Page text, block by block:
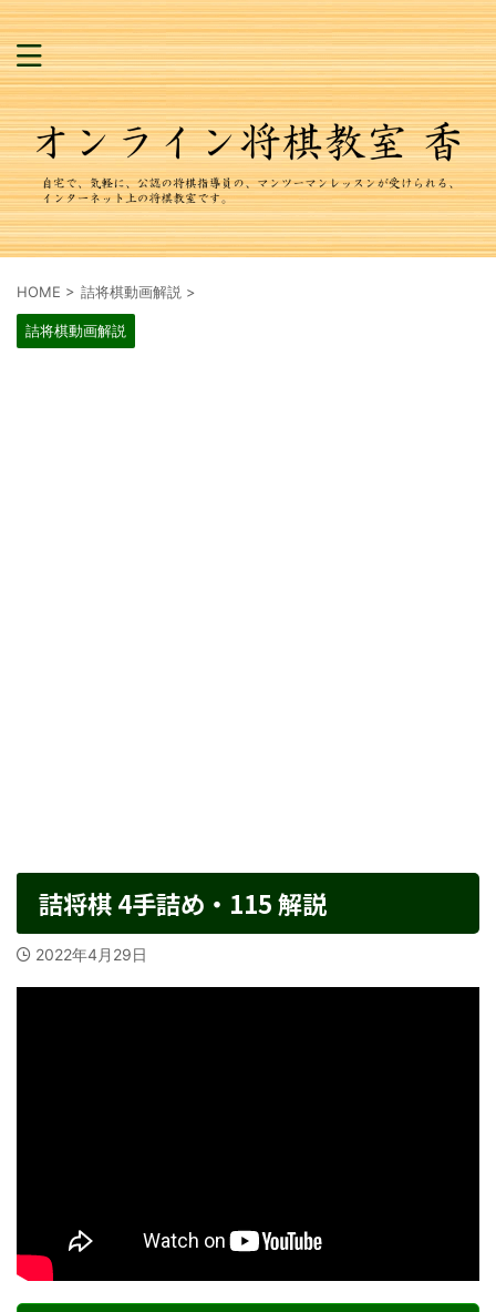
HOME > 詰将棋動画解説 >
詰将棋動画解説
詰将棋 4手詰め・115 解説
2022年4月29日